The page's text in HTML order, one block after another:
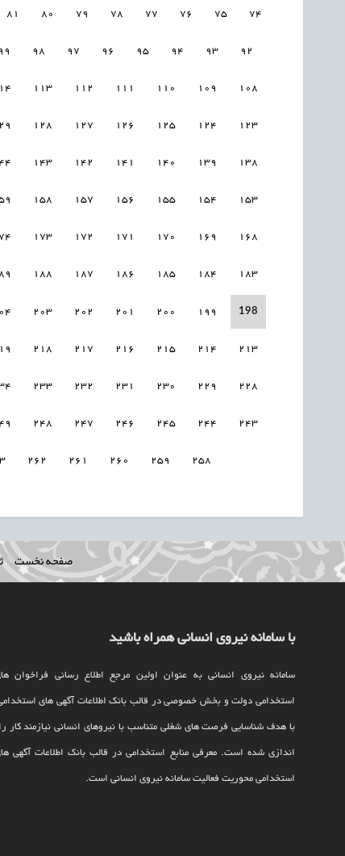
74
75
76
77
78
79
80
81
92
93
94
95
96
97
98
108
109
110
111
112
113
123
124
125
126
127
128
138
139
140
141
142
143
153
154
155
156
157
158
168
169
170
171
172
173
183
184
185
186
187
188
198
199
200
201
202
203
213
214
215
216
217
218
228
229
230
231
232
233
243
244
245
246
247
248
258
259
260
261
262
صفحه نخست
با سامانه نیروی انسانی همراه باشید
سامانه نیروی انسانی به عنوان اولین مرجع اطلاع رسانی فراخوان
استخدامی دولت و بخش خصوصی در قالب بانک اطلاعات آگهی های
با هدف شناسایی فرصت های شغلی متناسب با نیروهای انسانی نیازمند کار
اندازی شده است. معرفی منابع استخدامی در قالب بانک اطلاعات آگهی
استخدامی محوریت فعالیت سامانه نیروی انسانی است.